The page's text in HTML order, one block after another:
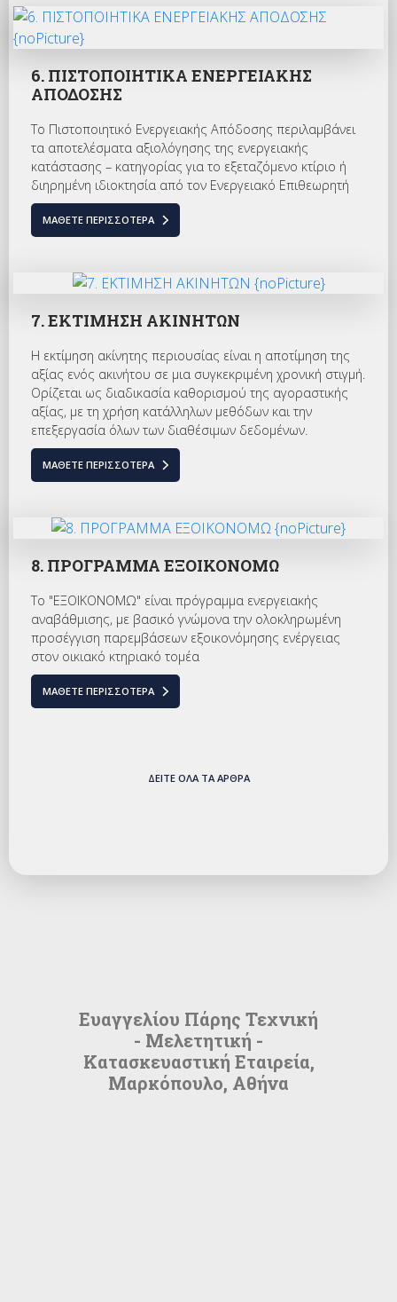
6. ΠΙΣΤΟΠΟΙΗΤΙΚΑ ΕΝΕΡΓΕΙΑΚΗΣ
ΑΠΟΔΟΣΗΣ
Το Πιστοποιητικό Ενεργειακής Απόδοσης περιλαμβάνει
τα αποτελέσματα αξιολόγησης της ενεργειακής
κατάστασης – κατηγορίας για το εξεταζόμενο κτίριο ή
διηρημένη ιδιοκτησία από τον Ενεργειακό Επιθεωρητή
ΜΆΘΕΤΕ ΠΕΡΙΣΣΌΤΕΡΑ
7. ΕΚΤΙΜΗΣΗ ΑΚΙΝΗΤΩΝ
Η εκτίμηση ακίνητης περιουσίας είναι η αποτίμηση της
αξίας ενός ακινήτου σε μια συγκεκριμένη χρονική στιγμή.
Ορίζεται ως διαδικασία καθορισμού της αγοραστικής
αξίας, με τη χρήση κατάλληλων μεθόδων και την
επεξεργασία όλων των διαθέσιμων δεδομένων.
ΜΆΘΕΤΕ ΠΕΡΙΣΣΌΤΕΡΑ
8. ΠΡΟΓΡΑΜΜΑ ΕΞΟΙΚΟΝΟΜΩ
Το "ΕΞΟΙΚΟΝΟΜΩ" είναι πρόγραμμα ενεργειακής
αναβάθμισης, με βασικό γνώμονα την ολοκληρωμένη
προσέγγιση παρεμβάσεων εξοικονόμησης ενέργειας
στον οικιακό κτηριακό τομέα
ΜΆΘΕΤΕ ΠΕΡΙΣΣΌΤΕΡΑ
ΔΕΊΤΕ ΌΛΑ ΤΑ ΆΡΘΡΑ
Ευαγγελίου Πάρης Τεχνική
- Μελετητική -
Κατασκευαστική Εταιρεία,
Μαρκόπουλο, Αθήνα